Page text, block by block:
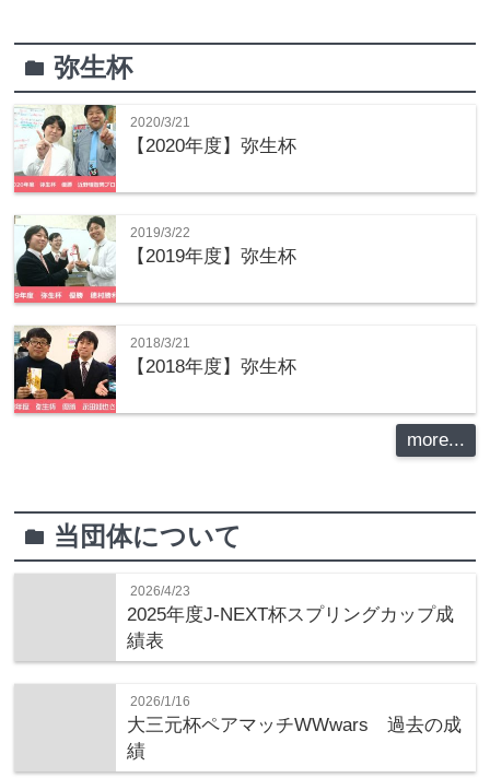
folder 弥生杯
2020/3/21
【2020年度】弥生杯
2019/3/22
【2019年度】弥生杯
2018/3/21
【2018年度】弥生杯
more...
folder 当団体について
2026/4/23
2025年度J-NEXT杯スプリングカップ成
績表
2026/1/16
大三元杯ペアマッチWWwars 過去の成
績